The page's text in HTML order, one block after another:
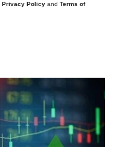
Privacy Policy and Terms of